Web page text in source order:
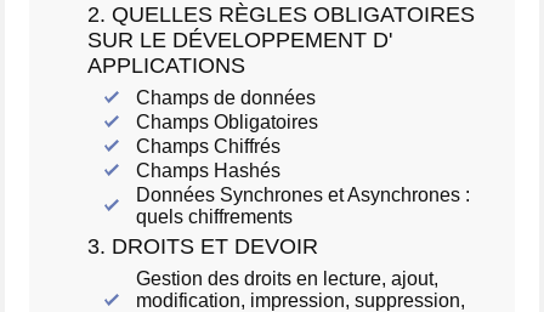
2. QUELLES RÈGLES OBLIGATOIRES
SUR LE DÉVELOPPEMENT D'
APPLICATIONS
Champs de données
Champs Obligatoires
Champs Chiffrés
Champs Hashés
Données Synchrones et Asynchrones :
quels chiffrements
3. DROITS ET DEVOIR
Gestion des droits en lecture, ajout,
modification, impression, suppression,